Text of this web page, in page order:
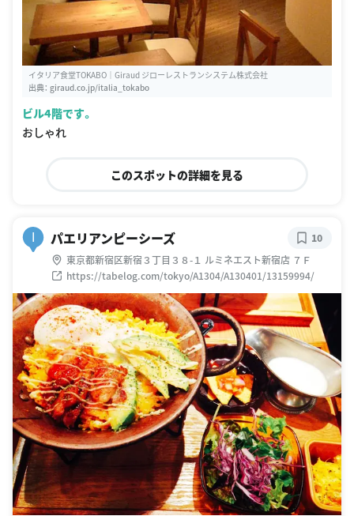
イタリア食堂TOKABO｜Giraud ジローレストランシステム株式会社
出典： giraud.co.jp/italia_tokabo
ビル4階です。
おしゃれ
このスポットの詳細を見る
パエリアンピーシーズ
東京都新宿区新宿３丁目３８-１ ルミネエスト新宿店 ７Ｆ
https://tabelog.com/tokyo/A1304/A130401/13159994/
10